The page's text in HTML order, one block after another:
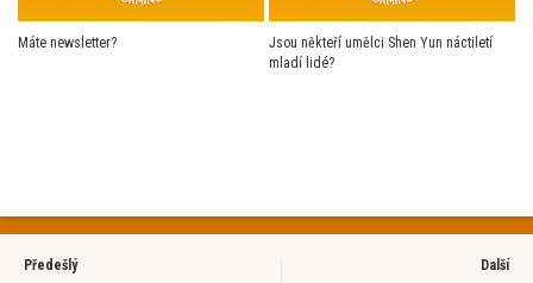
Máte newsletter?
Jsou někteří umělci Shen Yun náctiletí
mladí lidé?
Předešlý Další